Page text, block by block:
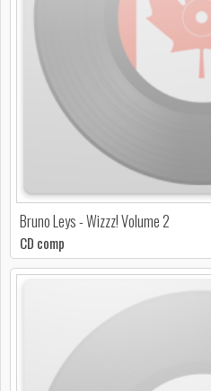
Bruno Leys - Wizzz! Volume 2
CD comp